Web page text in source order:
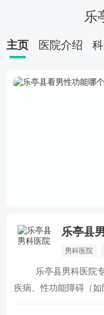
乐
主页 医院介绍
阳痿
乐亭县
男科医院
乐亭县男科医院
疾病、性功能障碍（